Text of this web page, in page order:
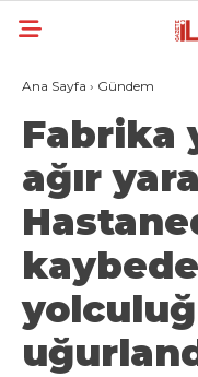
Ana Sayfa › Gündem
Fabrika
ağır